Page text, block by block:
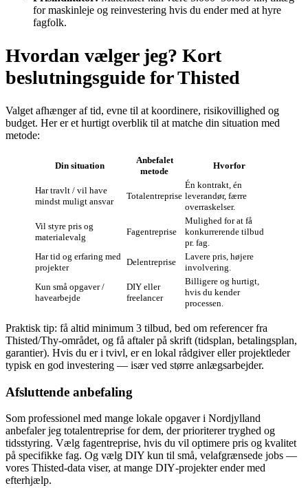
for maskinleje og reinvestering hvis du ender med at hyre
fagfolk.
Hvordan vælger jeg? Kort
beslutningsguide for Thisted
Valget afhænger af tid, evne til at koordinere, risikovillighed og
budget. Her er et hurtigt overblik til at matche din situation med
metode:
Din situation
Anbefalet
metode
Hvorfor
Har travlt / vil have
mindst muligt ansvar
Totalentreprise
Én kontrakt, én
leverandør, færre
overraskelser.
Vil styre pris og
materialevalg
Fagentreprise
Mulighed for at få
konkurrerende tilbud
pr. fag.
Har tid og erfaring med
projekter
Delentreprise
Lavere pris, højere
involvering.
Kun små opgaver /
havearbejde
DIY eller
freelancer
Billigere og hurtigt,
hvis du kender
processen.
Praktisk tip: få altid minimum 3 tilbud, bed om referencer fra
Thisted/Thy‑området, og få aftaler på skrift (tidsplan, betalingsplan,
garantier). Hvis du er i tvivl, er en lokal rådgiver eller projektleder
typisk en god investering — især ved større anlægsarbejder.
Afsluttende anbefaling
Som professionel med mange lokale opgaver i Nordjylland
anbefaler jeg totalentreprise for dem, der prioriterer tryghed og
tidsstyring. Vælg fagentreprise, hvis du vil optimere pris og kvalitet
på specifikke fag. Og vælg DIY kun til små, velafgrænsede jobs —
vores Thisted‑data viser, at mange DIY‑projekter ender med
efterhjælp.